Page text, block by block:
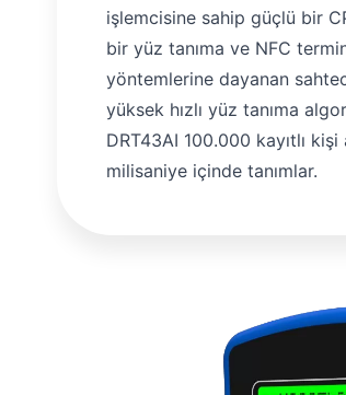
işlemcisine sahip güçlü bir
bir yüz tanıma ve NFC
yöntemlerine dayanan
yüksek hızlı yüz tanıma
DRT43AI 100.000 kayıtlı
milisaniye içinde tanımlar.